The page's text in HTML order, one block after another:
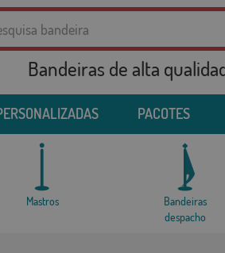
Bandeiras de alta
PACOTES
Mastros
Bandeiras
despacho